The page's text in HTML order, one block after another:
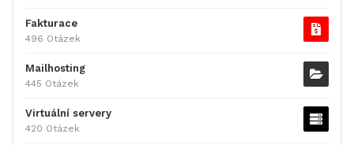
Fakturace
496 Otázek
Mailhosting
445 Otázek
Virtuální servery
420 Otázek